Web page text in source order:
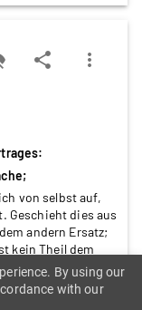
share more_vert
von selbst auf,
Geschieht dies aus
andern Ersatz;
kein Theil dem
By using our
with our